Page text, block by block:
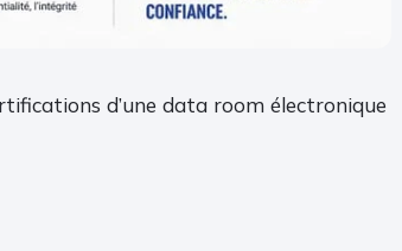
d’une data room électronique